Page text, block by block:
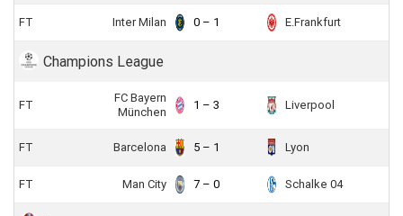
FT Inter Milan 0 – 1 E.Frankfurt
Champions League
FT
FC Bayern
München
1 – 3 Liverpool
FT Barcelona 5 – 1 Lyon
FT Man City 7 – 0 Schalke 04